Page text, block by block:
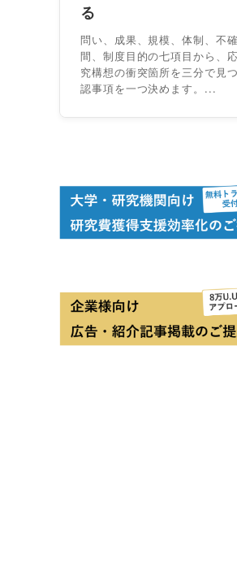
る
問い、成果、規模、体制、不
間、制度目的の七項目から、
究構想の衝突箇所を三分で見
認事項を一つ決めます。...